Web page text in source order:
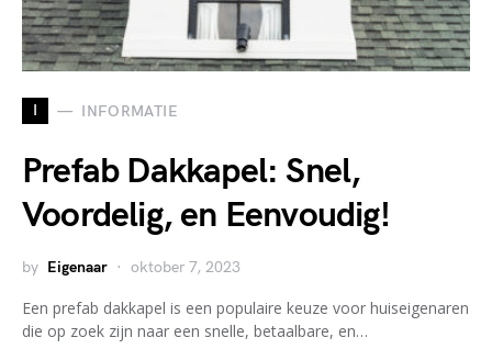
I INFORMATIE
Prefab Dakkapel: Snel,
Voordelig, en Eenvoudig!
by Eigenaar oktober 7, 2023
Een prefab dakkapel is een populaire keuze voor huiseigenaren
die op zoek zijn naar een snelle, betaalbare, en…